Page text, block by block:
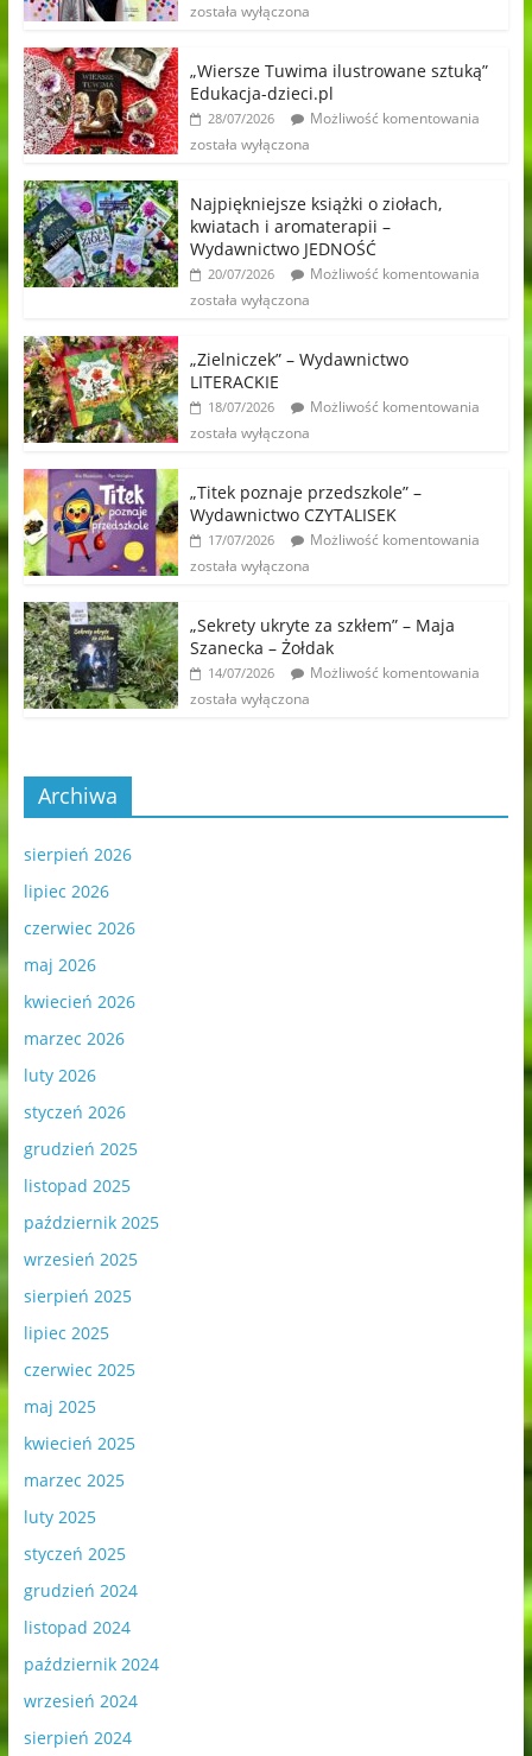
została wyłączona
„Wiersze Tuwima ilustrowane sztuką”
Edukacja-dzieci.pl
28/07/2026
Możliwość komentowania
została wyłączona
Najpiękniejsze książki o ziołach,
kwiatach i aromaterapii –
Wydawnictwo JEDNOŚĆ
20/07/2026
Możliwość komentowania
została wyłączona
„Zielniczek” – Wydawnictwo
LITERACKIE
18/07/2026
Możliwość komentowania
została wyłączona
„Titek poznaje przedszkole” –
Wydawnictwo CZYTALISEK
17/07/2026
Możliwość komentowania
została wyłączona
„Sekrety ukryte za szkłem” – Maja
Szanecka – Żołdak
14/07/2026
Możliwość komentowania
została wyłączona
Archiwa
sierpień 2026
lipiec 2026
czerwiec 2026
maj 2026
kwiecień 2026
marzec 2026
luty 2026
styczeń 2026
grudzień 2025
listopad 2025
październik 2025
wrzesień 2025
sierpień 2025
lipiec 2025
czerwiec 2025
maj 2025
kwiecień 2025
marzec 2025
luty 2025
styczeń 2025
grudzień 2024
listopad 2024
październik 2024
wrzesień 2024
sierpień 2024